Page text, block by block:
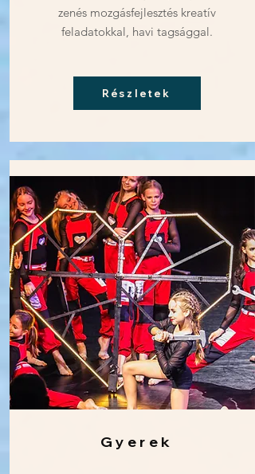
zenés mozgásfejlesztés kreatív
feladatokkal, havi tagsággal.
Részletek
Gyerek